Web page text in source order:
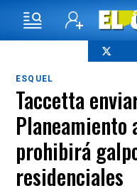
ESQUEL
Taccetta
Planeamiento
prohibirá
residenciales